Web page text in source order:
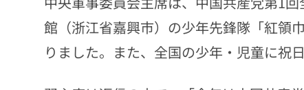
館（浙江省嘉興市）の少年先鋒隊「紅領
りました。また、全国の少年・児童に祝